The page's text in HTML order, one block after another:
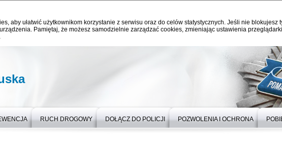
aby ułatwić użytkownikom korzystanie z serwisu oraz do celów statystycznych. Jeśli nie blokujesz
Pamiętaj, że możesz samodzielnie zarządzać cookies, zmieniając ustawienia
RUCH DROGOWY DOŁĄCZ DO POLICJI POZWOLENIA I OCHRONA